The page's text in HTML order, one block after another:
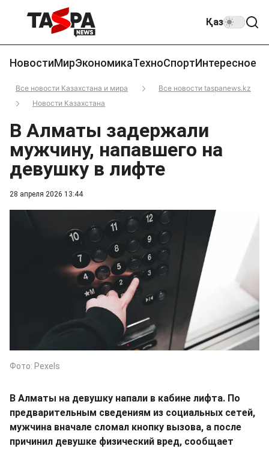
Қаз
НовостиМирЭкономикаТехноСпортИнтересное
Все новости Казахстана и мира
Все новости taspanews.kz
Новости Казахстана
28 апреля 2026 13:44
В Алматы задержали
мужчину, напавшего на
девушку в лифте
Фото: Pexels
В Алматы на девушку напали в кабине лифта. По
предварительным сведениям из социальных сетей,
мужчина вначале сломал кнопку вызова, а после
причинил девушке физический вред, сообщает